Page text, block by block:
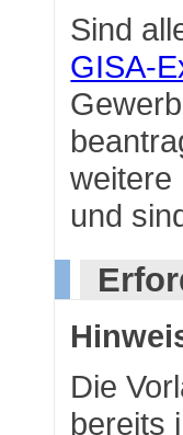
Sind
GISA-
weitere
und
Die
bereits